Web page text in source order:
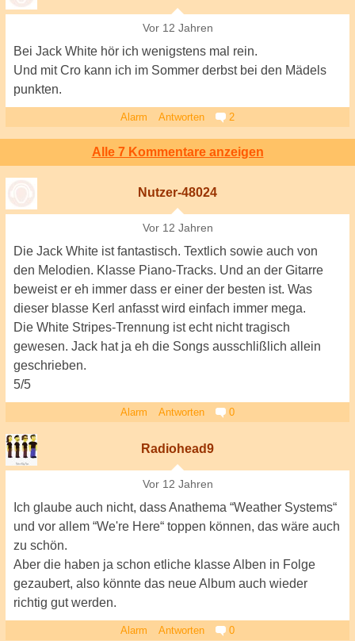
Vor 12 Jahren
Bei Jack White hör ich wenigstens mal rein.
Und mit Cro kann ich im Sommer derbst bei den Mädels
punkten.
Alarm Antworten 2
Alle 7 Kommentare anzeigen
Nutzer-48024
Vor 12 Jahren
Die Jack White ist fantastisch. Textlich sowie auch von
den Melodien. Klasse Piano-Tracks. Und an der Gitarre
beweist er eh immer dass er einer der besten ist. Was
dieser blasse Kerl anfasst wird einfach immer mega.
Die White Stripes-Trennung ist echt nicht tragisch
gewesen. Jack hat ja eh die Songs ausschlißlich allein
geschrieben.
5/5
Alarm Antworten 0
Radiohead9
Vor 12 Jahren
Ich glaube auch nicht, dass Anathema “Weather Systems“
und vor allem “We're Here“ toppen können, das wäre auch
zu schön.
Aber die haben ja schon etliche klasse Alben in Folge
gezaubert, also könnte das neue Album auch wieder
richtig gut werden.
Alarm Antworten 0